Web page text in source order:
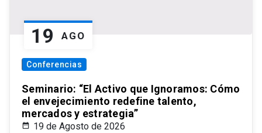
19 AGO
Conferencias
Seminario: “El Activo que Ignoramos: Cómo
el envejecimiento redefine talento,
mercados y estrategia”
19 de Agosto de 2026